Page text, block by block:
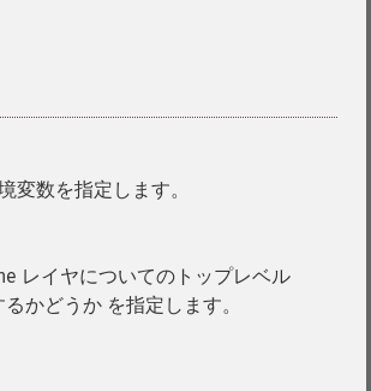
変数を指定します。
レイヤについてのトップレベル
かどうか を指定します。